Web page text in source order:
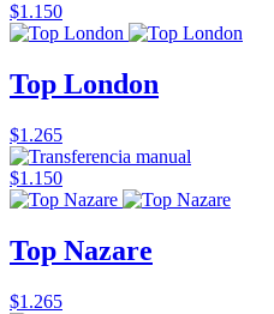
$1.150
Top London
$1.265
$1.150
Top Nazare
$1.265